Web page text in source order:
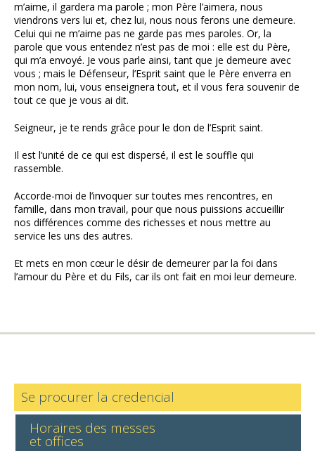
m’aime, il gardera ma parole ; mon Père l’aimera, nous
viendrons vers lui et, chez lui, nous nous ferons une demeure.
Celui qui ne m’aime pas ne garde pas mes paroles. Or, la
parole que vous entendez n’est pas de moi : elle est du Père,
qui m’a envoyé. Je vous parle ainsi, tant que je demeure avec
vous ; mais le Défenseur, l’Esprit saint que le Père enverra en
mon nom, lui, vous enseignera tout, et il vous fera souvenir de
tout ce que je vous ai dit.
Seigneur, je te rends grâce pour le don de l’Esprit saint.
Il est l’unité de ce qui est dispersé, il est le souffle qui
rassemble.
Accorde-moi de l’invoquer sur toutes mes rencontres, en
famille, dans mon travail, pour que nous puissions accueillir
nos différences comme des richesses et nous mettre au
service les uns des autres.
Et mets en mon cœur le désir de demeurer par la foi dans
l’amour du Père et du Fils, car ils ont fait en moi leur demeure.
Se procurer la credencial
Horaires des messes
et offices